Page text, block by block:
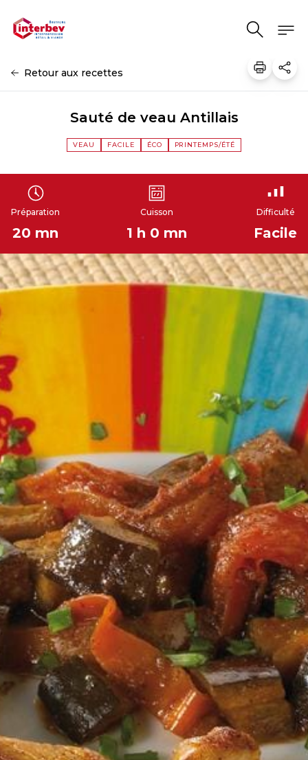
Retour aux recettes
Sauté de veau Antillais
VEAU FACILE ÉCO PRINTEMPS/ÉTÉ
Préparation
20 mn
Cuisson
1 h 0 mn
Difficulté
Facile